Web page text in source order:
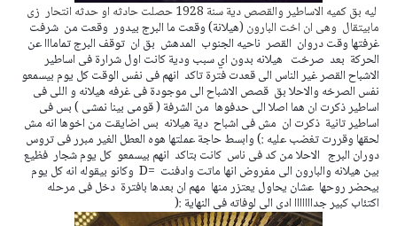
ليه بق كميه الاساطير والقصص دية سنة 1928 حصلت حادثه او حدثه انتحار زى
مابيتقال وهى ان اخت البارون (هيلانة) وقعت ما البرج بيدور وقعت من شرفت
غرفتها وقت دروان القصر ناحيه الجنوب المدهش بق ان توقف البرج تمامااا عن
الحركة بعد صرخت هيلانه بدون اي سبب ودية كانت اول شرارة فى اساطير
الاشباح القصر غير الناس الى قعدت فترة تاكد انهم فى نفس الوقت كل يوم بيسمعو
نفس الصرخه والاحلا بق قصص الاشباح الى موجودة فى غرفه هيلانه و اللى فى
اساطير ذكرت ان هما اصلا الى حدفوها من الشرفة ( قومى بينا نمشى ) بس فى
اساطير تانية ذكرت ان مش فى اشباح دية هيلانه بس اضايقت من اخوها انه مش
لحقها وقررت تغضب عليه :) وابسط حاجة عملتها هوه العطل الغير مبرر فى تروس
دوران البرج الاحلا من كد فى ناس كانت بتاكد انهم بيسمعو كل يوم شجار فظيع
بين هيلانه والبارون الى مفروض انها ماتت وادفنت =D وكانو بيقوله انه كل يوم
بيحضر روحها عشان يحاول يعتزر منها مهم ان بعدها بافترة دخل فى مرحله
اكتئاب كبير جدااااااا ادى الى لوفاته فى النهاية :(